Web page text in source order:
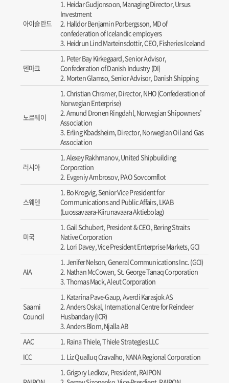
아이슬란드
Heidar Gudjonsoon, Managing Director, Ursus
Investment
Halldor Benjamin Porbergsson, MD of
confederation of Icelandic employers
Heidrun Lind Marteinsdottir, CEO, Fisheries Iceland
덴마크
Peter Bay Kirkegaard, Senior Advisor,
Confederation of Danish Industry (DI)
Morten Glamso, Senior Advisor, Danish Shipping
노르웨이
Christian Chramer, Director, NHO (Confederation of
Norwegian Enterprise)
Amund Dronen Ringdahl, Norwegian Shipowners’
Association
Erling Kbadsheim, Director, Norwegian Oil and Gas
Association
러시아
Alexey Rakhmanov, United Shipbuilding
Corporation
Evgeniy Ambrosov, PAO Sovcomflot
스웨덴
Bo Krogvig, Senior Vice President for
Communications and Public Affairs, LKAB
(Luossavaara-Kiirunavaara Aktiebolag)
미국
Gail Schubert, President & CEO, Bering Straits
Native Corporation
Lori Davey, Vice President Enterprise Markets, GCI
AIA
Jenifer Nelson, General Communications Inc. (GCI)
Nathan McCowan, St. George Tanaq Corporation
Thomas Mack, Aleut Corporation
Saami
Council
Katarina Pave-Gaup, Averdi Karasjok AS
Anders Oskal, International Centre for Reindeer
Husbandary (ICR)
Anders Blom, Njalla AB
AAC
Raina Thiele, Thiele Strategies LLC
ICC
Liz Qualluq Cravalho, NANA Regional Corporation
Grigory Ledkov, President, RAIPON